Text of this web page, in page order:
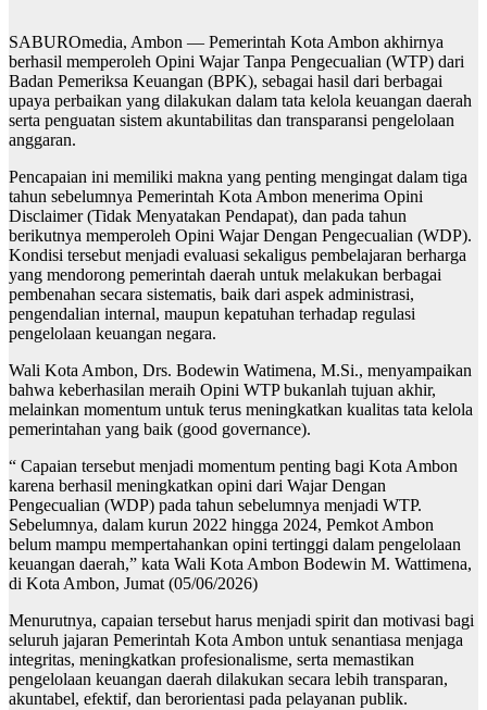
SABUROmedia, Ambon — Pemerintah Kota Ambon akhirnya
berhasil memperoleh Opini Wajar Tanpa Pengecualian (WTP) dari
Badan Pemeriksa Keuangan (BPK), sebagai hasil dari berbagai
upaya perbaikan yang dilakukan dalam tata kelola keuangan daerah
serta penguatan sistem akuntabilitas dan transparansi pengelolaan
anggaran.
Pencapaian ini memiliki makna yang penting mengingat dalam tiga
tahun sebelumnya Pemerintah Kota Ambon menerima Opini
Disclaimer (Tidak Menyatakan Pendapat), dan pada tahun
berikutnya memperoleh Opini Wajar Dengan Pengecualian (WDP).
Kondisi tersebut menjadi evaluasi sekaligus pembelajaran berharga
yang mendorong pemerintah daerah untuk melakukan berbagai
pembenahan secara sistematis, baik dari aspek administrasi,
pengendalian internal, maupun kepatuhan terhadap regulasi
pengelolaan keuangan negara.
Wali Kota Ambon, Drs. Bodewin Watimena, M.Si., menyampaikan
bahwa keberhasilan meraih Opini WTP bukanlah tujuan akhir,
melainkan momentum untuk terus meningkatkan kualitas tata kelola
pemerintahan yang baik (good governance).
“ Capaian tersebut menjadi momentum penting bagi Kota Ambon
karena berhasil meningkatkan opini dari Wajar Dengan
Pengecualian (WDP) pada tahun sebelumnya menjadi WTP.
Sebelumnya, dalam kurun 2022 hingga 2024, Pemkot Ambon
belum mampu mempertahankan opini tertinggi dalam pengelolaan
keuangan daerah,” kata Wali Kota Ambon Bodewin M. Wattimena,
di Kota Ambon, Jumat (05/06/2026)
Menurutnya, capaian tersebut harus menjadi spirit dan motivasi bagi
seluruh jajaran Pemerintah Kota Ambon untuk senantiasa menjaga
integritas, meningkatkan profesionalisme, serta memastikan
pengelolaan keuangan daerah dilakukan secara lebih transparan,
akuntabel, efektif, dan berorientasi pada pelayanan publik.